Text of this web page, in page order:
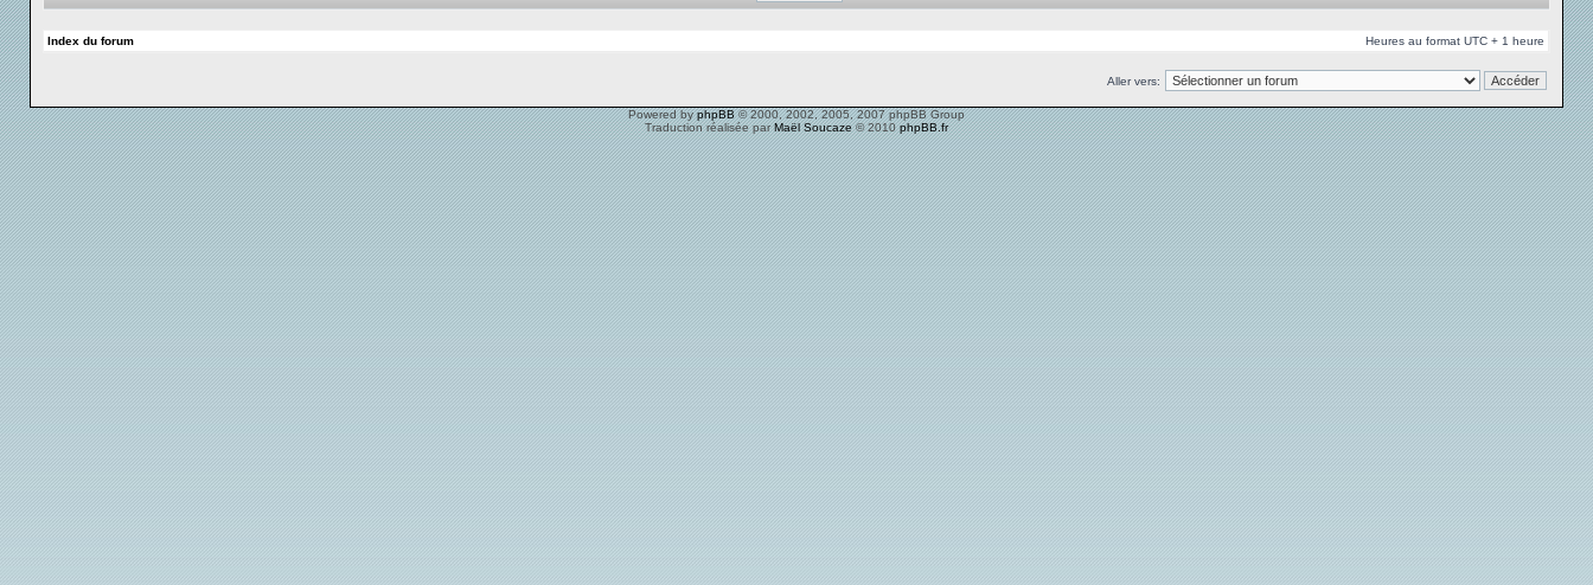
Index du forum Heures au format UTC + 1 heure
Aller vers:
Powered byphpBB© 2000, 2002, 2005, 2007 phpBB Group
Traduction réalisée parMaël Soucaze© 2010phpBB.fr